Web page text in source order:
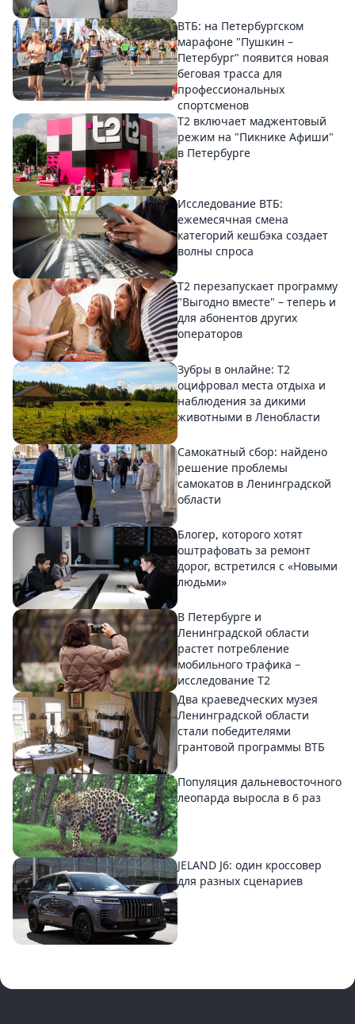
ВТБ: на Петербургском
марафоне "Пушкин –
Петербург" появится новая
беговая трасса для
профессиональных
спортсменов
Т2 включает маджентовый
режим на "Пикнике Афиши"
в Петербурге
Исследование ВТБ:
ежемесячная смена
категорий кешбэка создает
волны спроса
Т2 перезапускает программу
"Выгодно вместе" – теперь и
для абонентов других
операторов
Зубры в онлайне: Т2
оцифровал места отдыха и
наблюдения за дикими
животными в Ленобласти
Самокатный сбор: найдено
решение проблемы
самокатов в Ленинградской
области
Блогер, которого хотят
оштрафовать за ремонт
дорог, встретился с «Новыми
людьми»
В Петербурге и
Ленинградской области
растет потребление
мобильного трафика –
исследование T2
Два краеведческих музея
Ленинградской области
стали победителями
грантовой программы ВТБ
Популяция дальневосточного
леопарда выросла в 6 раз
JELAND J6: один кроссовер
для разных сценариев